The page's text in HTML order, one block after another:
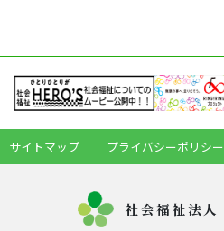
サイトマップ プライバシーポリシー
社会福祉法人